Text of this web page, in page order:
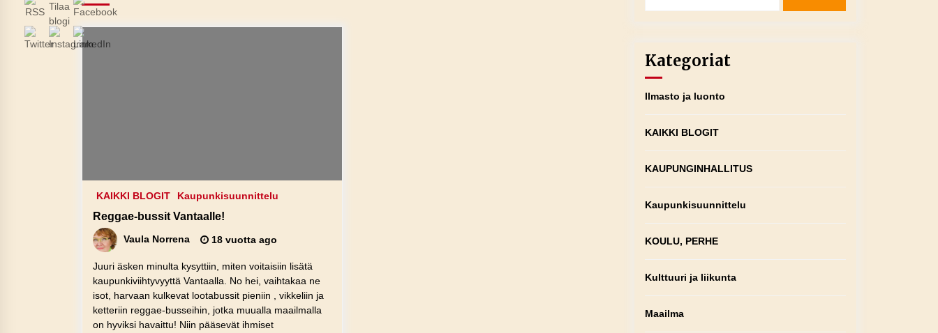
KAIKKI BLOGIT Kaupunkisuunnittelu
Reggae-bussit Vantaalle!
Vaula Norrena 18 vuotta ago
Juuri äsken minulta kysyttiin, miten voitaisiin lisätä
kaupunkiviihtyvyyttä Vantaalla. No hei, vaihtakaa ne
isot, harvaan kulkevat lootabussit pieniin , vikkeliin ja
ketteriin reggae-busseihin, jotka muualla maailmalla
on hyviksi havaittu! Niin pääsevät ihmiset
Kategoriat
Ilmasto ja luonto
KAIKKI BLOGIT
KAUPUNGINHALLITUS
Kaupunkisuunnittelu
KOULU, PERHE
Kulttuuri ja liikunta
Maailma